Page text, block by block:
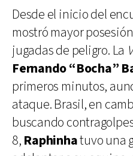
Desde el inicio del
mostró mayor
jugadas de peligro. La
Fernando “Bocha”
primeros minutos,
ataque. Brasil, en
buscando
8, Raphinhatuvo una